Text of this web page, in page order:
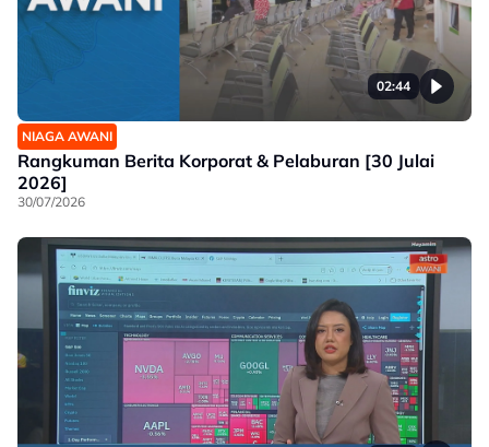
02:44
NIAGA AWANI
Rangkuman Berita Korporat & Pelaburan [30 Julai
2026]
30/07/2026